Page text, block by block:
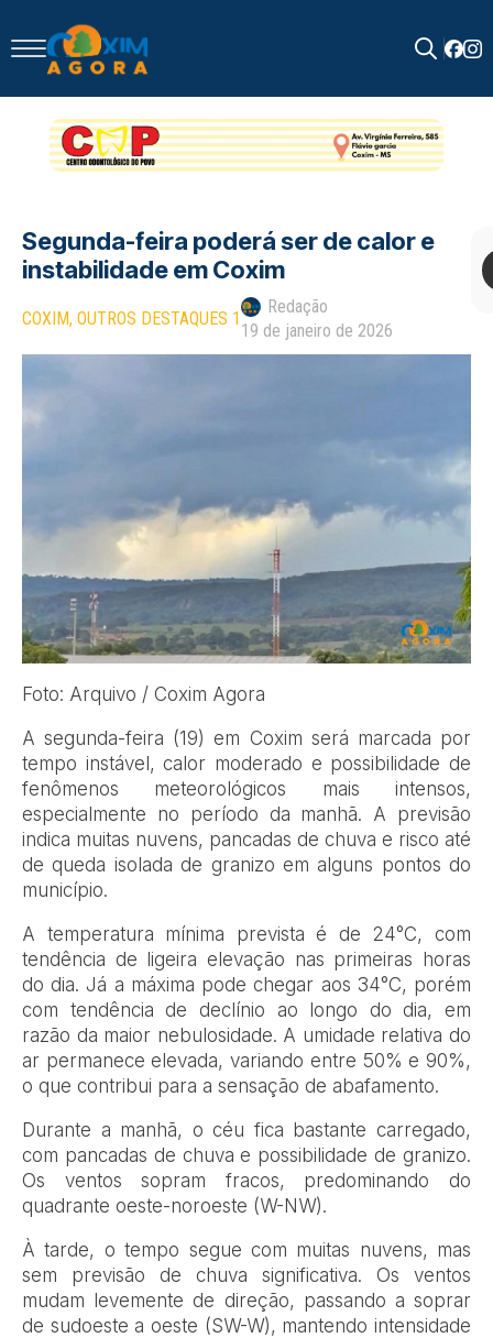
for:
Segunda-feira poderá ser de calor e
instabilidade em Coxim
COXIM OUTROS DESTAQUES 1
Redação
19 de janeiro de 2026
Foto: Arquivo / Coxim Agora
A segunda-feira (19) em Coxim será marcada por
tempo instável, calor moderado e possibilidade de
fenômenos meteorológicos mais intensos,
especialmente no período da manhã. A previsão
indica muitas nuvens, pancadas de chuva e risco até
de queda isolada de granizo em alguns pontos do
município.
A temperatura mínima prevista é de 24°C, com
tendência de ligeira elevação nas primeiras horas
do dia. Já a máxima pode chegar aos 34°C, porém
com tendência de declínio ao longo do dia, em
razão da maior nebulosidade. A umidade relativa do
ar permanece elevada, variando entre 50% e 90%,
o que contribui para a sensação de abafamento.
Durante a manhã, o céu fica bastante carregado,
com pancadas de chuva e possibilidade de granizo.
Os ventos sopram fracos, predominando do
quadrante oeste-noroeste (W-NW).
À tarde, o tempo segue com muitas nuvens, mas
sem previsão de chuva significativa. Os ventos
mudam levemente de direção, passando a soprar
de sudoeste a oeste (SW-W), mantendo intensidade